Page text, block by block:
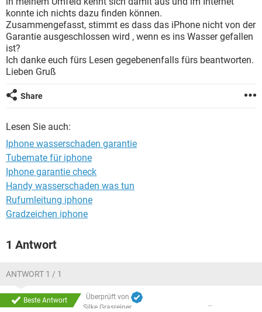
WHATSAPP TIKTOK
FACEBOOK HARDWARE
konnte ich nichts dazu finden können.
Zusammengefasst, stimmt es dass das iPhone nicht von der
Garantie ausgeschlossen wird , wenn es ins Wasser gefallen
ist?
Ich danke euch fürs Lesen gegebenenfalls fürs beantworten.
Lieben Gruß
Share
Lesen Sie auch:
Iphone wasserschaden garantie
Tubemate für iphone
Iphone garantie check
Handy wasserschaden was tun
Rufumleitung iphone
Gradzeichen iphone
1 Antwort
ANTWORT 1 / 1
Beste Antwort
Überprüft von
Silke Grasreiner